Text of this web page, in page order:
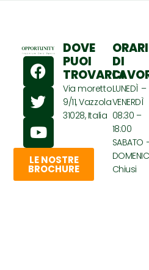
F
a
c
e
b
o
o
k
T
w
i
t
t
e
r
Y
o
u
t
u
b
e
LE NOSTRE
BROCHURE
DOVE
PUOI
TROVARCI
Via moretto
9/11, Vazzola
31028, Italia
DI
LUNEDÌ –
VENERDÌ
08:30 –
18:00
SABATO
Chiusi